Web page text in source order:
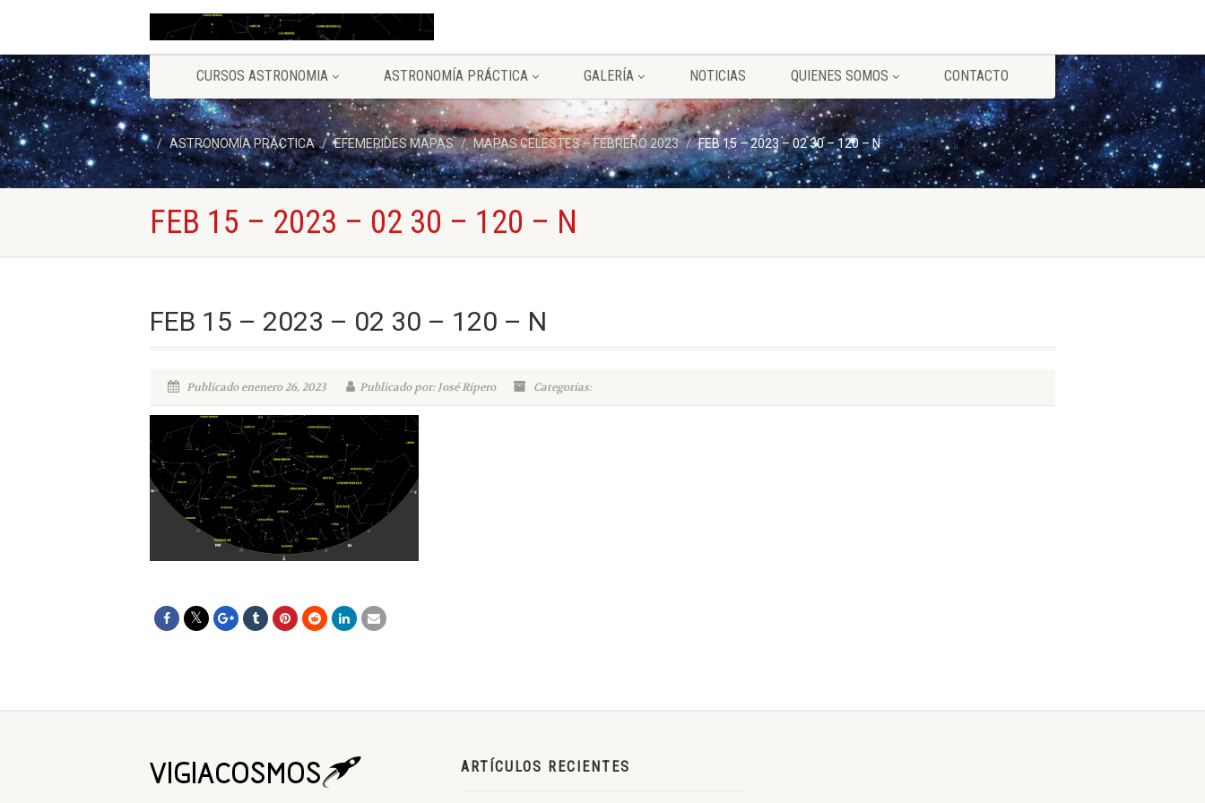
CURSOS ASTRONOMIA ASTRONOMÍA PRÁCTICA GALERÍA NOTICIAS QUIENES SOMOS CONTACTO
ASTRONOMÍA PRÁCTICA EFEMERIDES MAPAS MAPAS CELESTES – FEBRERO 2023 FEB 15 – 2023 – 02 30 – 120 – N
FEB 15 – 2023 – 02 30 – 120 – N
FEB 15 – 2023 – 02 30 – 120 – N
Publicado enenero 26, 2023 Publicado por: José Ripero Categorías:
ARTÍCULOS RECIENTES